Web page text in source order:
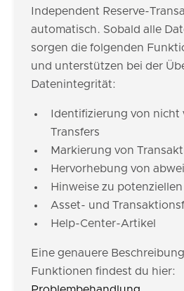
Independent Reserve-
automatisch. Sobald alle
sorgen die folgenden
und unterstützen bei der
Datenintegrität:
Identifizierung von nicht
Transfers
Markierung von
Hervorhebung von
Hinweise zu
Asset- und
Help-Center-Artikel
Eine genauere
Funktionen findest du hier: